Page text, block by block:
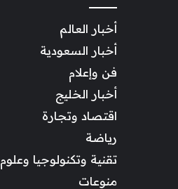
أخبار العالم
أخبار السعودية
فن وإعلام
أخبار الخليج
اقتصاد وتجارة
رياضة
تقنية وتكنولوجيا وعلوم
منوعات